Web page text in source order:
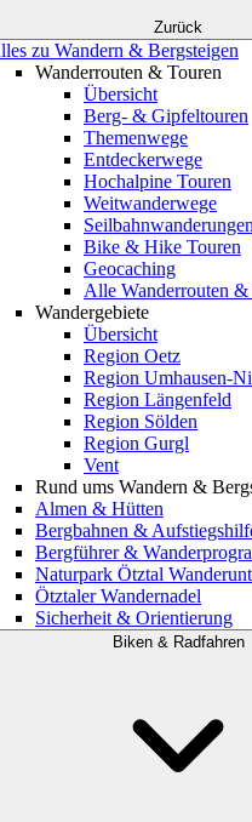
Zurück
zu Wandern & Bergsteigen
Wanderrouten & Touren
Übersicht
Berg- & Gipfeltouren
Themenwege
Entdeckerwege
Hochalpine Touren
Weitwanderwege
Seilbahnwanderungen
Bike & Hike Touren
Geocaching
Alle Wanderrouten &
Wandergebiete
Übersicht
Region Oetz
Region Umhausen-
Region Längenfeld
Region Sölden
Region Gurgl
Vent
Rund ums Wandern &
Almen & Hütten
Bergbahnen &
Bergführer &
Naturpark Ötztal
Ötztaler Wandernadel
Sicherheit & Orientierung
Biken & Radfahren